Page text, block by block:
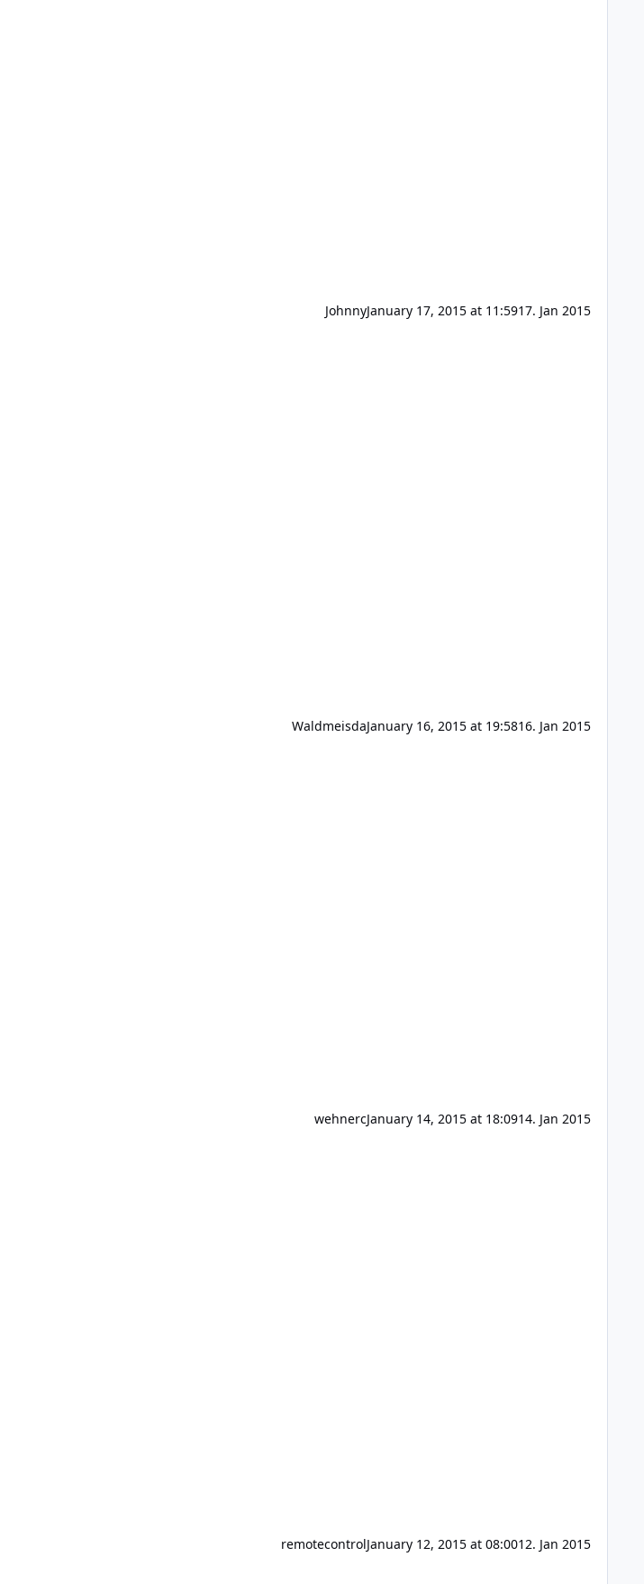
JohnnyJanuary 17, 2015 at 11:5917. Jan 2015
WaldmeisdaJanuary 16, 2015 at 19:5816. Jan 2015
wehnercJanuary 14, 2015 at 18:0914. Jan 2015
remotecontrolJanuary 12, 2015 at 08:0012. Jan 2015